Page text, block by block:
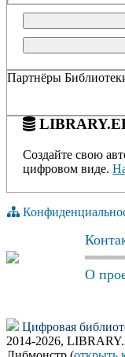
Партнёры
Создайте свою
цифровом виде.
О
Цифровая
2014-2026,